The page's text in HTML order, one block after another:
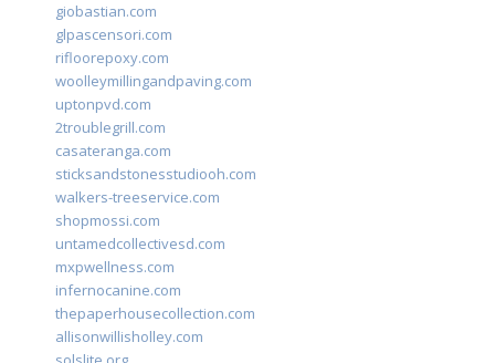
giobastian.com
glpascensori.com
rifloorepoxy.com
woolleymillingandpaving.com
uptonpvd.com
2troublegrill.com
casateranga.com
sticksandstonesstudiooh.com
walkers-treeservice.com
shopmossi.com
untamedcollectivesd.com
mxpwellness.com
infernocanine.com
thepaperhousecollection.com
allisonwillisholley.com